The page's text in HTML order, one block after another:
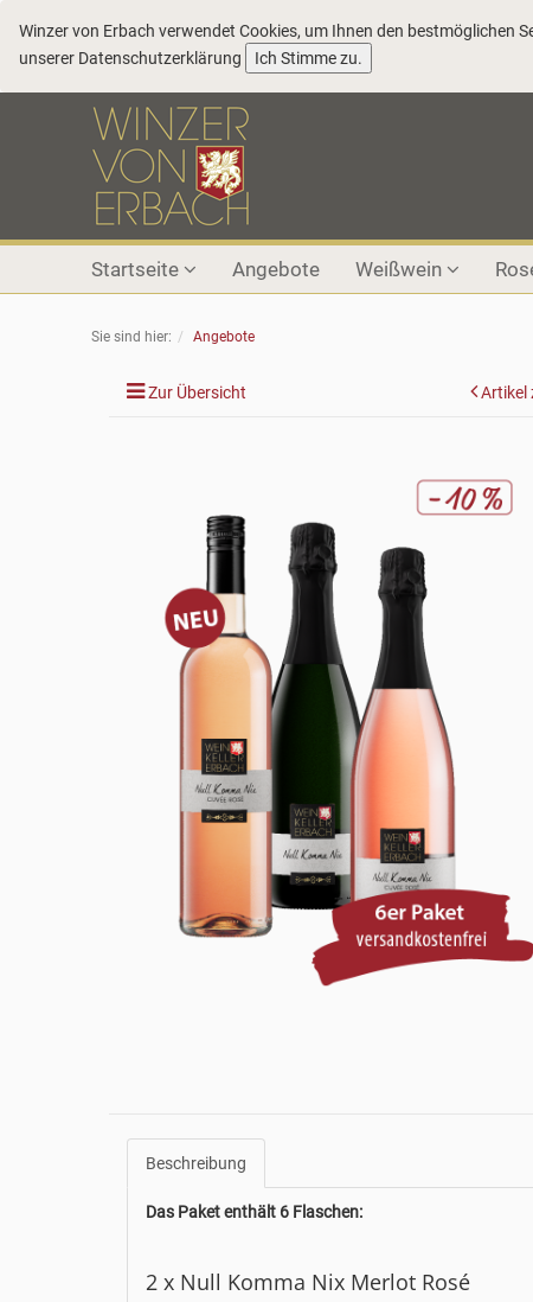
Winzer von Erbach verwendet Cookies, um Ihnen den bestmöglichen
unserer Datenschutzerklärung Ich Stimme zu.
Startseite Angebote Weißwein
Sie sind hier: Angebote
Zur Übersicht Artikel
Beschreibung
Das Paket enthält 6 Flaschen:
2 x Null Komma Nix Merlot Rosé